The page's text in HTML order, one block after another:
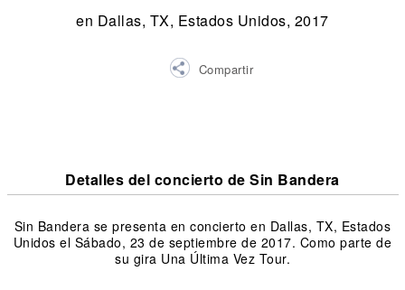
en Dallas, TX, Estados Unidos, 2017
Compartir
Detalles del concierto de Sin Bandera
Sin Bandera se presenta en concierto en Dallas, TX, Estados
Unidos el Sábado, 23 de septiembre de 2017. Como parte de
su gira Una Última Vez Tour.